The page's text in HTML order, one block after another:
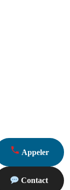
Appeler
Contact